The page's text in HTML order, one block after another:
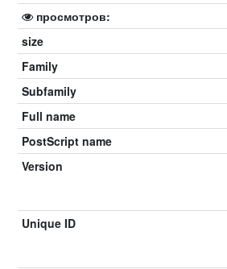
просмотров:
size
Family
Subfamily
Full name
PostScript name
Version
Unique ID